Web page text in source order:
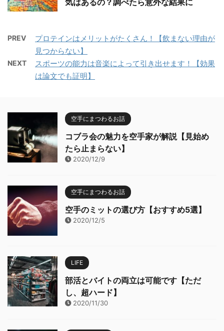
PREV
プロテインはメリットがたくさん！【飲まない理由が
見つからない】
NEXT
スポーツの能力は音楽によって引き出せます！【効果
は論文でも証明】
空手にまつわるお話
コブラ会の魅力を空手家が解説【見始め
たら止まらない】
2020/12/9
空手にまつわるお話
空手のミットの選び方【おすすめ5選】
2020/12/5
LIFE
部活とバイトの両立は可能です【ただ
し、超ハード】
2020/11/30